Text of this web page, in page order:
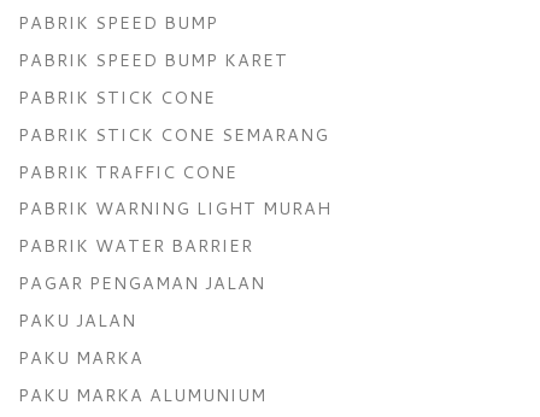
PABRIK SPEED BUMP
PABRIK SPEED BUMP KARET
PABRIK STICK CONE
PABRIK STICK CONE SEMARANG
PABRIK TRAFFIC CONE
PABRIK WARNING LIGHT MURAH
PABRIK WATER BARRIER
PAGAR PENGAMAN JALAN
PAKU JALAN
PAKU MARKA
PAKU MARKA ALUMUNIUM